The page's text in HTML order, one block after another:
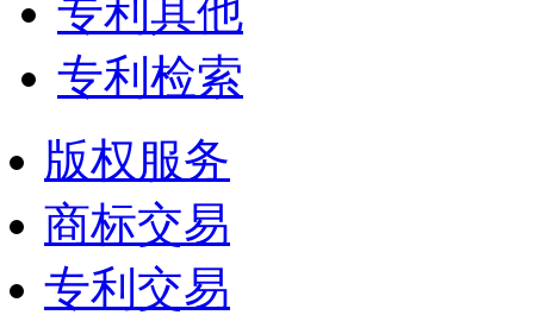
专利其他
专利检索
版权服务
商标交易
专利交易